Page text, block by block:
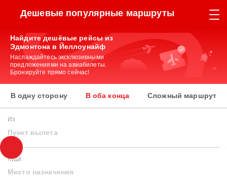
Дешевые популярные маршруты
Найдите дешёвые рейсы из
Эдмонтона в Йеллоунайф
Наслаждайтесь эксклюзивными
предложениями на авиабилеты.
Бронируйте прямо сейчас!
В одну сторону В оба конца Сложный маршрут
Из
Пункт вылета
Куда
Место назначения